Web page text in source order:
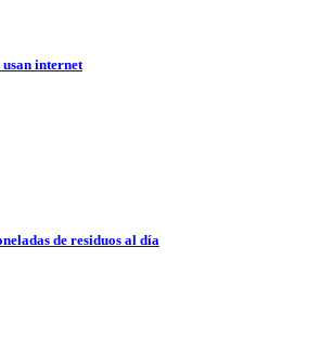
usan internet
de residuos al día